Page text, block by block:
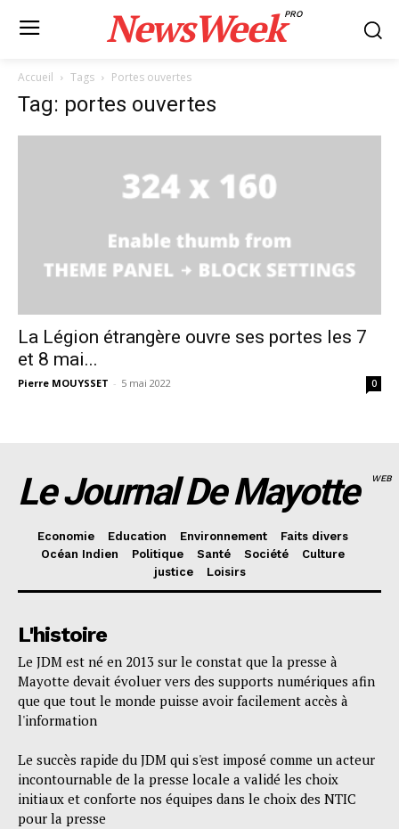
NewsWeekPRO
Accueil Tags Portes ouvertes
Tag: portes ouvertes
La Légion étrangère ouvre ses portes les 7
et 8 mai...
Pierre MOUYSSET - 5 mai 2022 0
Le Journal De Mayotte WEB
Economie Education Environnement
Faits divers
Océan Indien
Politique Santé Société
Culture
justice
Loisirs
L'histoire
Le JDM est né en 2013 sur le constat que la presse à
Mayotte devait évoluer vers des supports numériques afin
que que tout le monde puisse avoir facilement accès à
l'information
Le succès rapide du JDM qui s'est imposé comme un acteur
incontournable de la presse locale a validé les choix
initiaux et conforte nos équipes dans le choix des NTIC
pour la presse